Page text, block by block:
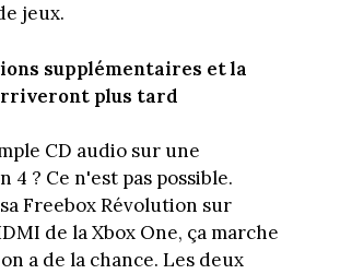
jeux.
supplémentaires et la
plus tard
CD audio sur une
4 ? Ce n'est pas possible.
Freebox Révolution sur
de la Xbox One, ça marche
a de la chance. Les deux